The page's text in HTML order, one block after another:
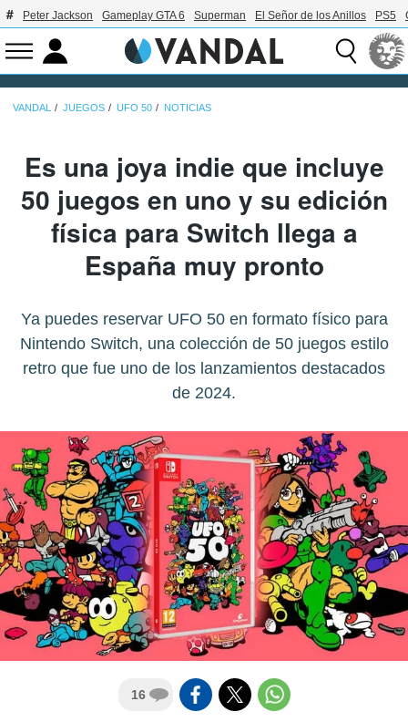
Peter Jackson Gameplay GTA 6 Superman El Señor de los Anillos PS5
VANDAL JUEGOS UFO 50 NOTICIAS
Es una joya indie que incluye
50 juegos en uno y su edición
física para Switch llega a
España muy pronto
Ya puedes reservar UFO 50 en formato físico para
Nintendo Switch, una colección de 50 juegos estilo
retro que fue uno de los lanzamientos destacados
de 2024.
16